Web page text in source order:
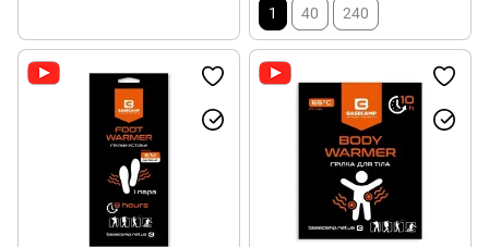
1 40 240